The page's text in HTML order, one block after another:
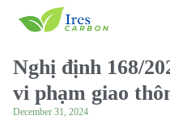
Nghị định 168/
vi phạm giao
December 31, 2024